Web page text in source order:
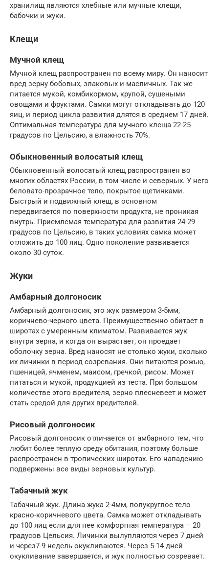
хранилищ являются хлебные или мучные клещи,
бабочки и жуки.
Клещи
Мучной клещ
Мучной клещ распространен по всему миру. Он наносит
вред зерну бобовых, злаковых и масличных. Так же
питается мукой, комбикормом, крупой, сушеными
овощами и фруктами. Самки могут откладывать до 120
яиц, и период цикла развития длятся в среднем 17 дней.
Оптимальная температура для мучного клеща 22-25
градусов по Цельсию, а влажность 70%.
Обыкновенный волосатый клещ
Обыкновенный волосатый клещ распространен во
многих областях России, в том числе и северных. У него
беловато-прозрачное тело, покрытое щетинками.
Быстрый и подвижный клещ, в основном
передвигается по поверхности продукта, не проникая
внутрь. Приемлемая температура для развития 24-29
градусов по Цельсию, в таких условиях самка может
отложить до 100 яиц. Одно поколение развивается
около 30 суток.
Жуки
Амбарный долгоносик
Амбарный долгоносик, это жук размером 3-5мм,
коричнево-черного цвета. Преимущественно обитает в
широтах с умеренным климатом. Развивается жук
внутри зерна, и когда он вырастает, он проедает
оболочку зерна. Вред наносят не столько жуки, сколько
их личинки в период созревания. Они питаются рожью,
пшеницей, ячменем, маисом, гречкой, рисом. Может
питаться и мукой, продукцией из теста. При большом
количестве этого вредителя, зерно плесневеет и может
стать средой для других вредителей.
Рисовый долгоносик
Рисовый долгоносик отличается от амбарного тем, что
любит более теплую среду обитания, поэтому больше
распространен в тропических широтах. Его нападению
подвержены все виды зерновых культур.
Табачный жук
Табачный жук. Длина жука 2-4мм, полукруглое тело
красно-коричневого цвета. Самка может откладывать
до 100 яиц если для нее комфортная температура – 20
градусов Цельсия. Личинки вылупляются через 7 дней
и через7-9 недель окукливаются. Через 5-14 дней
окукливание завершается, и жук полностью созревает.